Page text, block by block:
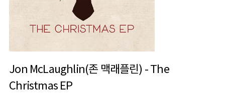
Jon McLaughlin(존 맥래플린) - The
Christmas EP